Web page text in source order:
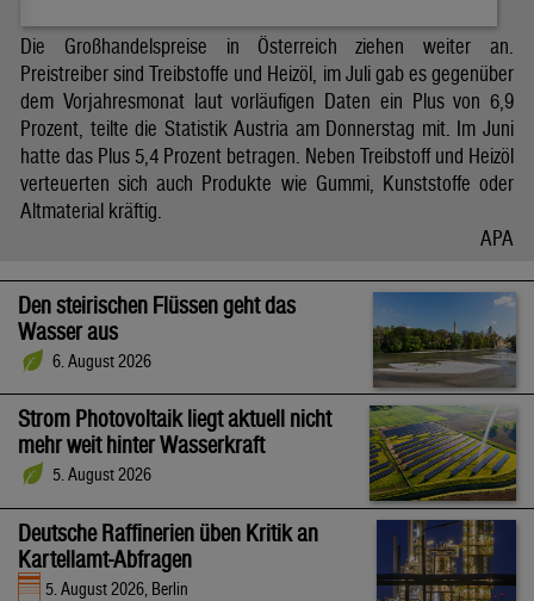
Die Großhandelspreise in Österreich ziehen weiter an.
Preistreiber sind Treibstoffe und Heizöl, im Juli gab es gegenüber
dem Vorjahresmonat laut vorläufigen Daten ein Plus von 6,9
Prozent, teilte die Statistik Austria am Donnerstag mit. Im Juni
hatte das Plus 5,4 Prozent betragen. Neben Treibstoff und Heizöl
verteuerten sich auch Produkte wie Gummi, Kunststoffe oder
Altmaterial kräftig.
APA
Den steirischen Flüssen geht das
Wasser aus
6. August 2026
Strom Photovoltaik liegt aktuell nicht
mehr weit hinter Wasserkraft
5. August 2026
Deutsche Raffinerien üben Kritik an
Kartellamt-Abfragen
5. August 2026, Berlin